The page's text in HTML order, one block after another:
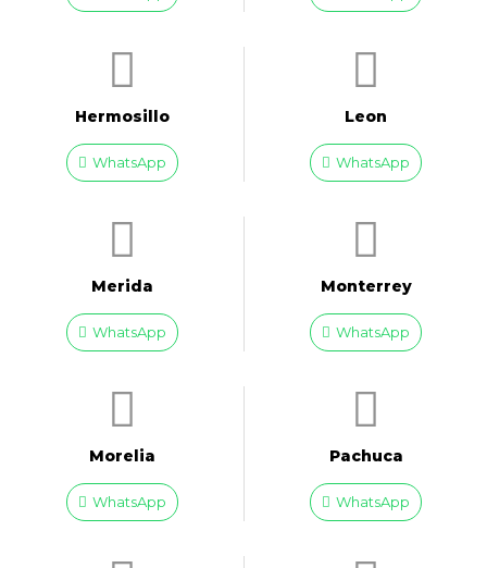
Hermosillo
WhatsApp
Leon
WhatsApp
Merida
WhatsApp
Monterrey
WhatsApp
Morelia
WhatsApp
Pachuca
WhatsApp